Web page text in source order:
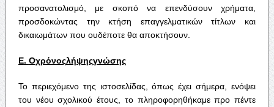
προσανατολισμό, με σκοπό να επενδύσουν χρήματα,
προσδοκώντας την κτήση επαγγελματικών τίτλων και
δικαιωμάτων που ουδέποτε θα αποκτήσουν.
Ε. Οχρόνοςλήψηςγνώσης
Το περιεχόμενο της ιστοσελίδας, όπως έχει σήμερα, ενόψει
του νέου σχολικού έτους, το πληροφορηθήκαμε προ πέντε